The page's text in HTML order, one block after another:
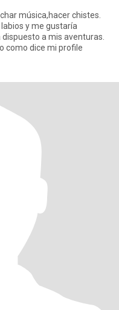
música,hacer chistes.
y me gustaría
a mis aventuras.
como dice mi profile